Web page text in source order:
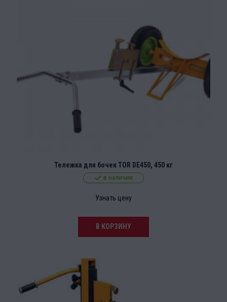
Тележка для бочек TOR DE450, 450 кг
в наличии
Узнать цену
В КОРЗИНУ